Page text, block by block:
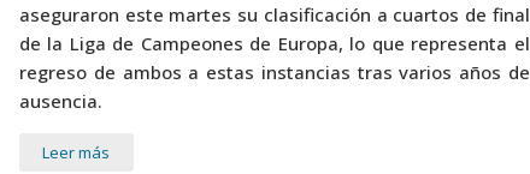
aseguraron este martes su clasificación a cuartos de final
de la Liga de Campeones de Europa, lo que representa el
regreso de ambos a estas instancias tras varios años de
ausencia.
Leer más